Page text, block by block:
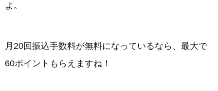
よ。
月20回振込手数料が無料になっているなら、最大で
60ポイントもらえますね！